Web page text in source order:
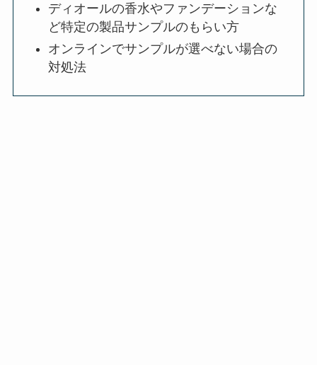
ディオールの香水やファンデーションな
ど特定の製品サンプルのもらい方
オンラインでサンプルが選べない場合の
対処法